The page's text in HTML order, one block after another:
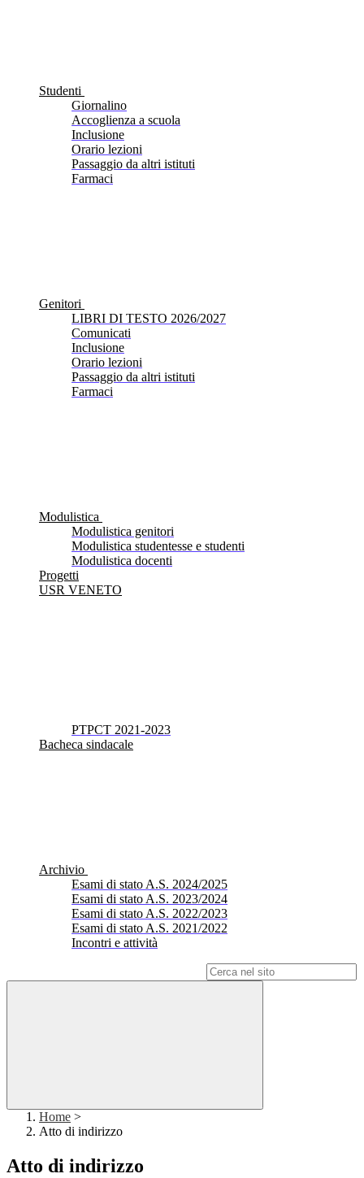
Studenti
Giornalino
Accoglienza a scuola
Inclusione
Orario lezioni
Passaggio da altri istituti
Farmaci
Genitori
LIBRI DI TESTO 2026/2027
Comunicati
Inclusione
Orario lezioni
Passaggio da altri istituti
Farmaci
Modulistica
Modulistica genitori
Modulistica studentesse e studenti
Modulistica docenti
Progetti
USR VENETO
PTPCT 2021-2023
Bacheca sindacale
Archivio
Esami di stato A.S. 2024/2025
Esami di stato A.S. 2023/2024
Esami di stato A.S. 2022/2023
Esami di stato A.S. 2021/2022
Incontri e attività
Home >
Atto di indirizzo
Atto di indirizzo